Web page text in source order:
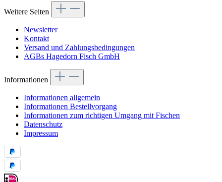
Weitere Seiten
Newsletter
Kontakt
Versand und Zahlungsbedingungen
AGBs Hagedorn Fisch GmbH
Informationen
Informationen allgemein
Informationen Bestellvorgang
Informationen zum richtigen Umgang mit Fischen
Datenschutz
Impressum